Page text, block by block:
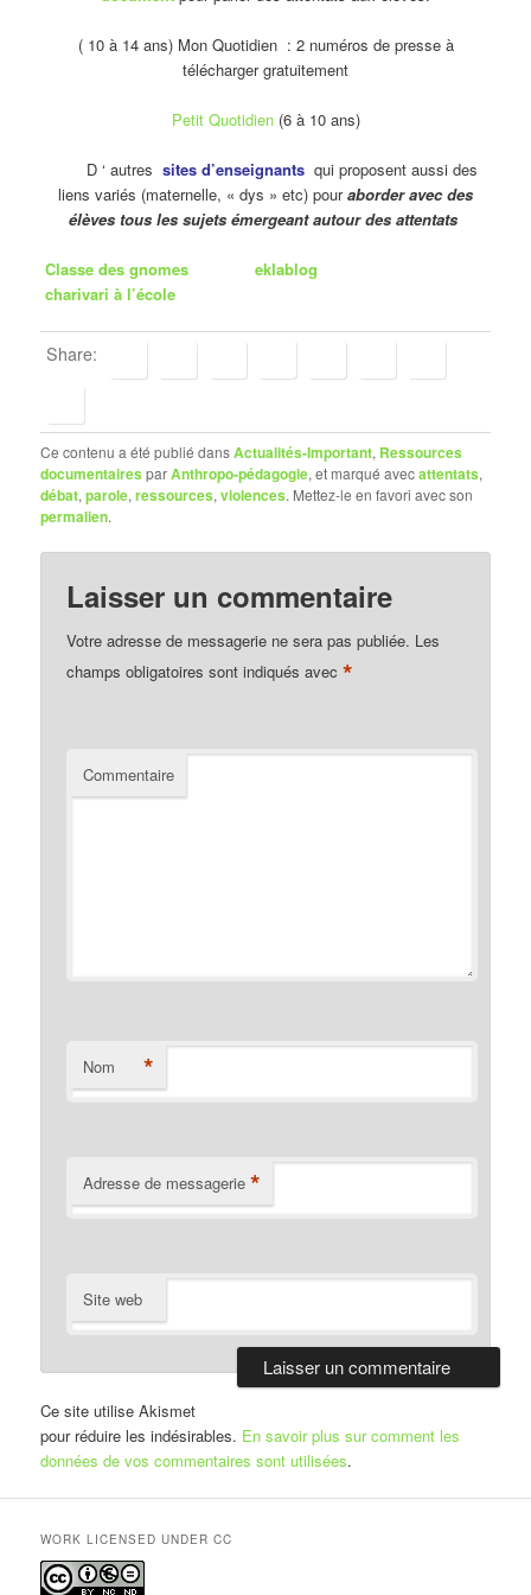
( 10 à 14 ans) Mon Quotidien : 2 numéros de presse à
télécharger gratuitement
Petit Quotidien (6 à 10 ans)
D ‘ autres sites d’enseignants qui proposent aussi des
liens variés (maternelle, « dys » etc) pouraborder avec des
élèves tous les sujets émergeant autour des attentats
Classe des gnomes
eklablog
charivari à l’école
Share:
Ce contenu a été publié dansActualités-Important, Ressources
documentaires parAnthropo-pédagogie, et marqué avecattentats,
débat,parole,ressources,violences. Mettez-le en favori avec son
permalien.
Laisser un commentaire
Votre adresse de messagerie ne sera pas publiée. Les
champs obligatoires sont indiqués avec*
Commentaire
Nom *
Adresse de messagerie *
Site web
Ce site utilise Akismet
pour réduire les indésirables. En savoir plus sur comment les
données de vos commentaires sont utilisées.
WORK LICENSED UNDER CC